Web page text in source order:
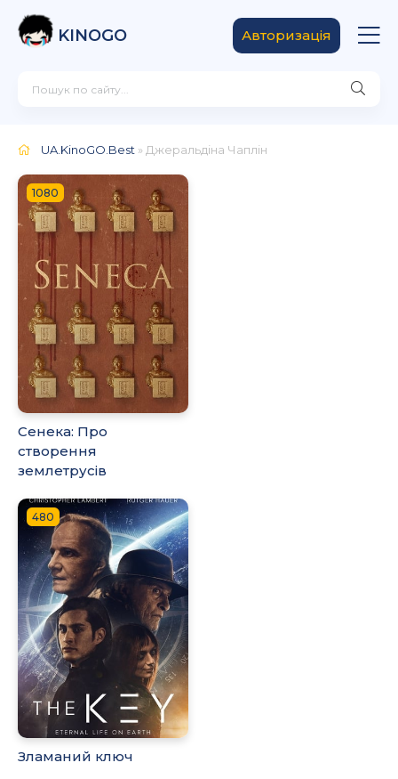
KINOGO Авторизація
UA.KinoGO.Best » Джеральдіна Чаплін
1080
Сенека: Про
створення
землетрусів
480
Зламаний ключ